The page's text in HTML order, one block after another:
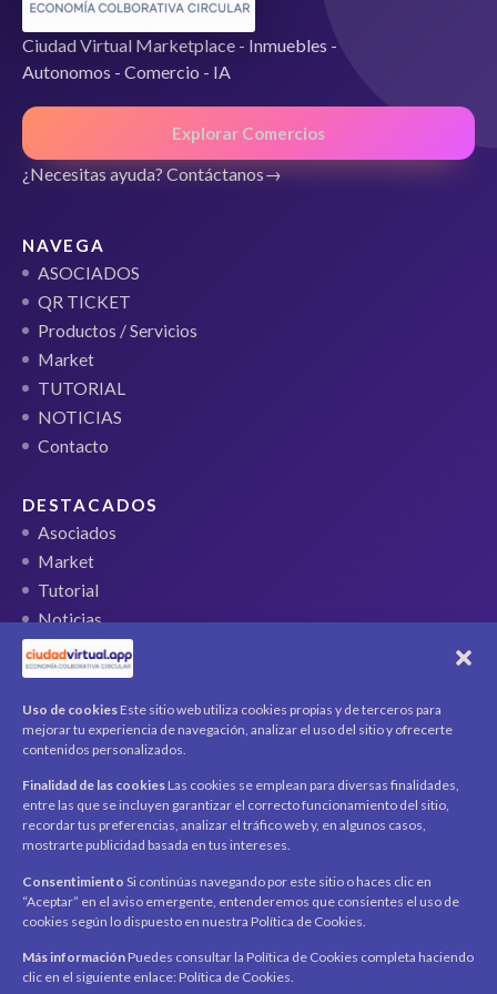
Uso de cookies Este sitio web utiliza cookies propias y de terceros para
mejorar tu experiencia de navegación, analizar el uso del sitio y ofrecerte
contenidos personalizados.
Finalidad de las cookies Las cookies se emplean para diversas finalidades,
entre las que se incluyen garantizar el correcto funcionamiento del sitio,
recordar tus preferencias, analizar el tráfico web y, en algunos casos,
mostrarte publicidad basada en tus intereses.
Consentimiento Si continúas navegando por este sitio o haces clic en
“Aceptar” en el aviso emergente, entenderemos que consientes el uso de
cookies según lo dispuesto en nuestra Política de Cookies.
Más información Puedes consultar la Política de Cookies completa haciendo
clic en el siguiente enlace: Política de Cookies.
Ciudad Virtual Marketplace - Inmuebles -
Autonomos - Comercio - IA
Explorar Comercios
¿Necesitas ayuda? Contáctanos
NAVEGA
ASOCIADOS
QR TICKET
Productos / Servicios
Market
TUTORIAL
NOTICIAS
Contacto
DESTACADOS
Asociados
Market
Tutorial
Noticias
QR Ticket
CUENTA
Mi cuenta
Productos / Servicios
Asociados
Acerca deContactoNoticias
SÍGUENOS
Encuéntranos en redes sociales y mantente al día con
novedades y promociones.